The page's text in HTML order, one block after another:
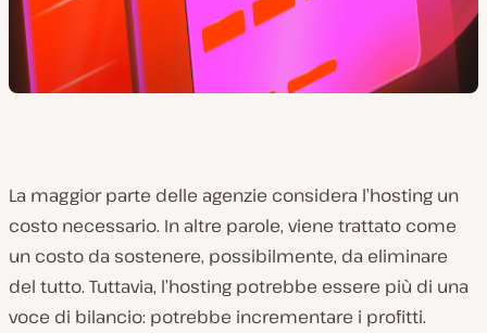
La maggior parte delle agenzie considera l’hosting un
costo necessario. In altre parole, viene trattato come
un costo da sostenere, possibilmente, da eliminare
del tutto. Tuttavia, l’hosting potrebbe essere più di una
voce di bilancio: potrebbe incrementare i profitti.